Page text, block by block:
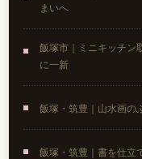
まいへ
飯塚市｜ミニキッチン
に一新
飯塚・筑豊｜山水画の
飯塚・筑豊｜書を仕立